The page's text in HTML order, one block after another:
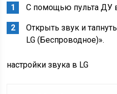
С помощью пульта ДУ
Открыть звук и
LG (Беспроводное)».
настройки звука в LG